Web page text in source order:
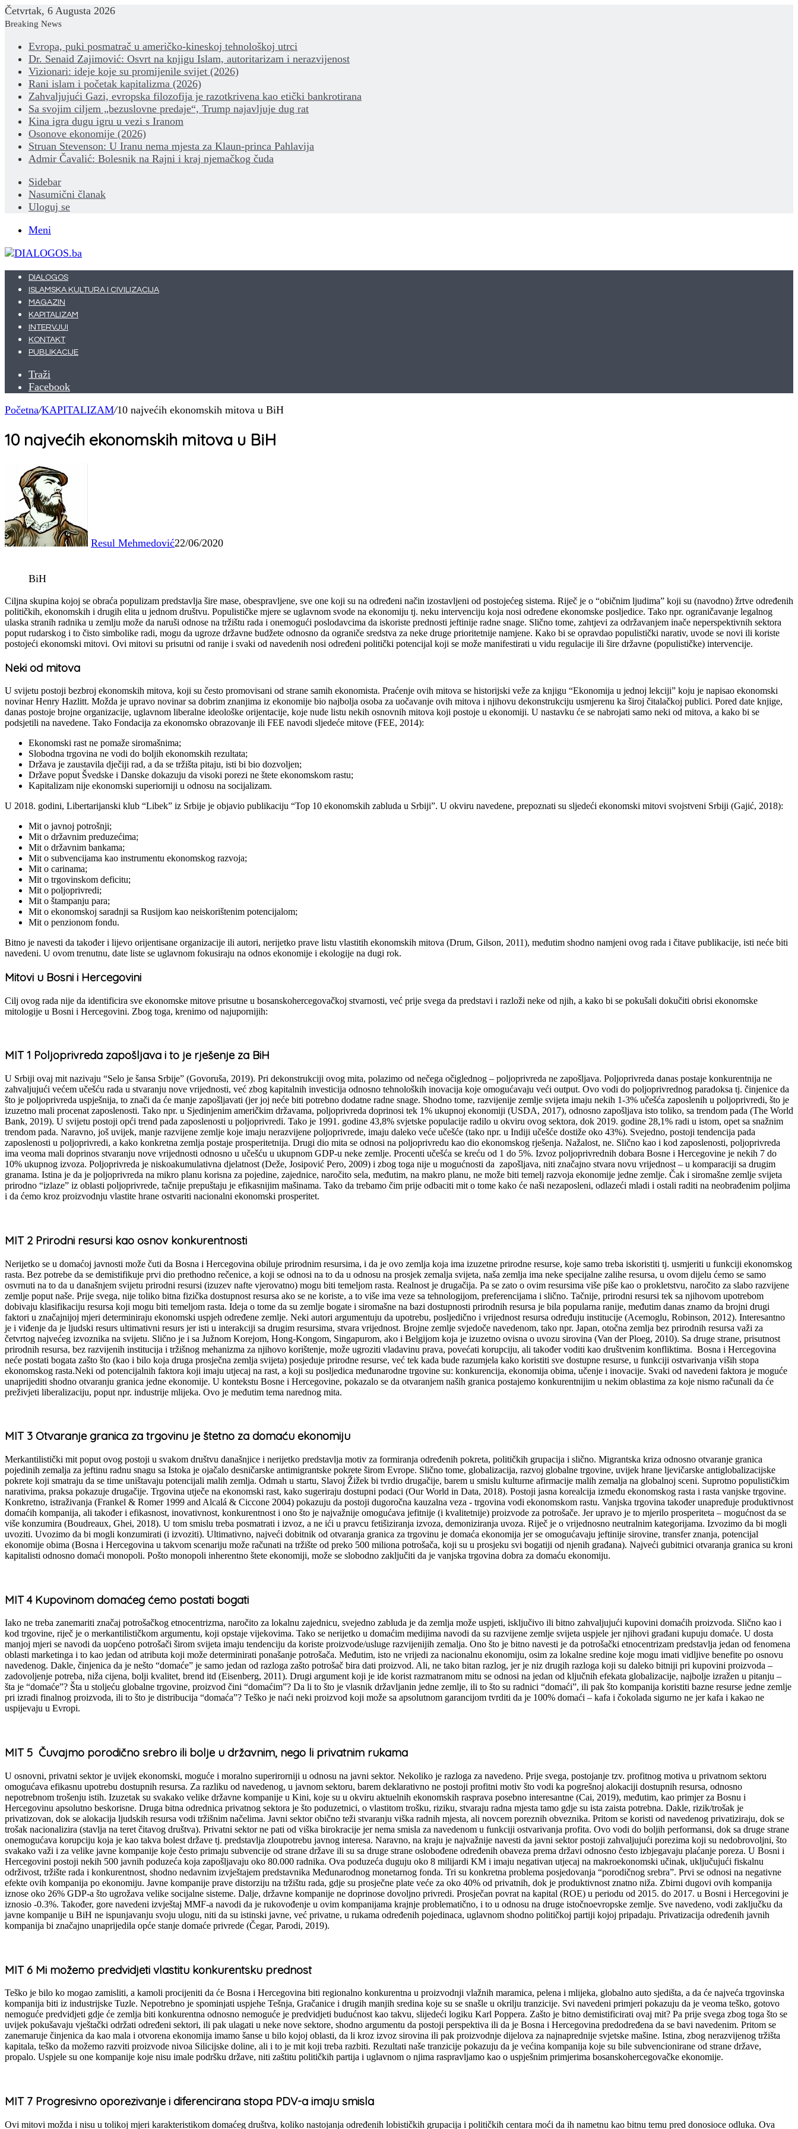
Četvrtak, 6 Augusta 2026
Breaking News
Evropa, puki posmatrač u američko-kineskoj tehnološkoj utrci
Dr. Senaid Zajimović: Osvrt na knjigu Islam, autoritarizam i nerazvijenost
Vizionari: ideje koje su promijenile svijet (2026)
Rani islam i početak kapitalizma (2026)
Zahvaljujući Gazi, evropska filozofija je razotkrivena kao etički bankrotirana
Sa svojim ciljem „bezuslovne predaje“, Trump najavljuje dug rat
Kina igra dugu igru u vezi s Iranom
Osonove ekonomije (2026)
Struan Stevenson: U Iranu nema mjesta za Klaun-princa Pahlavija
Admir Čavalić: Bolesnik na Rajni i kraj njemačkog čuda
Sidebar
Nasumični članak
Uloguj se
Meni
DIALOGOS
ISLAMSKA KULTURA I CIVILIZACIJA
MAGAZIN
KAPITALIZAM
INTERVJUI
KONTAKT
PUBLIKACIJE
Traži
Facebook
Početna/KAPITALIZAM/10 najvećih ekonomskih mitova u BiH
10 najvećih ekonomskih mitova u BiH
Resul Mehmedović22/06/2020
BiH
Ciljna skupina kojoj se obraća populizam predstavlja šire mase, obespravljene, sve one koji su na određeni način izostavljeni od postojećeg sistema. Riječ je o “običnim ljudima” koji su (navodno) žrtve određenih
političkih, ekonomskih i drugih elita u jednom društvu. Populističke mjere se uglavnom svode na ekonomiju tj. neku intervenciju koja nosi određene ekonomske posljedice. Tako npr. ograničavanje legalnog
ulaska stranih radnika u zemlju može da naruši odnose na tržištu rada i onemogući poslodavcima da iskoriste prednosti jeftinije radne snage. Slično tome, zahtjevi za održavanjem inače neperspektivnih sektora
poput rudarskog i to čisto simbolike radi, mogu da ugroze državne budžete odnosno da ograniče sredstva za neke druge prioritetnije namjene. Kako bi se opravdao populistički narativ, uvode se novi ili koriste
postojeći ekonomski mitovi. Ovi mitovi su prisutni od ranije i svaki od navedenih nosi određeni politički potencijal koji se može manifestirati u vidu regulacije ili šire državne (populističke) intervencije.
Neki od mitova
U svijetu postoji bezbroj ekonomskih mitova, koji su često promovisani od strane samih ekonomista. Praćenje ovih mitova se historijski veže za knjigu “Ekonomija u jednoj lekciji” koju je napisao ekonomski
novinar Henry Hazlitt. Možda je upravo novinar sa dobrim znanjima iz ekonomije bio najbolja osoba za uočavanje ovih mitova i njihovu dekonstrukciju usmjerenu ka široj čitalačkoj publici. Pored date knjige,
danas postoje brojne organizacije, uglavnom liberalne ideološke orijentacije, koje nude listu nekih osnovnih mitova koji postoje u ekonomiji. U nastavku će se nabrojati samo neki od mitova, a kako bi se
podsjetili na navedene. Tako Fondacija za ekonomsko obrazovanje ili FEE navodi sljedeće mitove (FEE, 2014):
Ekonomski rast ne pomaže siromašnima;
Slobodna trgovina ne vodi do boljih ekonomskih rezultata;
Država je zaustavila dječiji rad, a da se tržišta pitaju, isti bi bio dozvoljen;
Države poput Švedske i Danske dokazuju da visoki porezi ne štete ekonomskom rastu;
Kapitalizam nije ekonomski superiorniji u odnosu na socijalizam.
U 2018. godini, Libertarijanski klub “Libek” iz Srbije je objavio publikaciju “Top 10 ekonomskih zabluda u Srbiji”. U okviru navedene, prepoznati su sljedeći ekonomski mitovi svojstveni Srbiji (Gajić, 2018):
Mit o javnoj potrošnji;
Mit o državnim preduzećima;
Mit o državnim bankama;
Mit o subvencijama kao instrumentu ekonomskog razvoja;
Mit o carinama;
Mit o trgovinskom deficitu;
Mit o poljoprivredi;
Mit o štampanju para;
Mit o ekonomskoj saradnji sa Rusijom kao neiskorištenim potencijalom;
Mit o penzionom fondu.
Bitno je navesti da također i lijevo orijentisane organizacije ili autori, nerijetko prave listu vlastitih ekonomskih mitova (Drum, Gilson, 2011), međutim shodno namjeni ovog rada i čitave publikacije, isti neće biti
navedeni. U ovom trenutnu, date liste se uglavnom fokusiraju na odnos ekonomije i ekologije na dugi rok.
Mitovi u Bosni i Hercegovini
Cilj ovog rada nije da identificira sve ekonomske mitove prisutne u bosanskohercegovačkoj stvarnosti, već prije svega da predstavi i razloži neke od njih, a kako bi se pokušali dokučiti obrisi ekonomske
mitologije u Bosni i Hercegovini. Zbog toga, krenimo od najupornijih:
MIT 1 Poljoprivreda zapošljava i to je rješenje za BiH
U Srbiji ovaj mit nazivaju “Selo je šansa Srbije” (Govoruša, 2019). Pri dekonstrukciji ovog mita, polazimo od nečega očiglednog – poljoprivreda ne zapošljava. Poljoprivreda danas postaje konkurentnija ne
zahvaljujući većem učešću rada u stvaranju nove vrijednosti, već zbog kapitalnih investicija odnosno tehnoloških inovacija koje omogućavaju veći output. Ovo vodi do poljoprivrednog paradoksa tj. činjenice da
što je poljoprivreda uspješnija, to znači da će manje zapošljavati (jer joj neće biti potrebno dodatne radne snage. Shodno tome, razvijenije zemlje svijeta imaju nekih 1-3% učešća zaposlenih u poljoprivredi, što je
izuzetno mali procenat zaposlenosti. Tako npr. u Sjedinjenim američkim državama, poljoprivreda doprinosi tek 1% ukupnoj ekonomiji (USDA, 2017), odnosno zapošljava isto toliko, sa trendom pada (The World
Bank, 2019). U svijetu postoji opći trend pada zaposlenosti u poljoprivredi. Tako je 1991. godine 43,8% svjetske populacije radilo u okviru ovog sektora, dok 2019. godine 28,1% radi u istom, opet sa snažnim
trendom pada. Naravno, još uvijek, manje razvijene zemlje koje imaju nerazvijene poljoprivrede, imaju daleko veće učešće (tako npr. u Indiji učešće dostiže oko 43%). Svejedno, postoji tendencija pada
zaposlenosti u poljoprivredi, a kako konkretna zemlja postaje prosperitetnija. Drugi dio mita se odnosi na poljoprivredu kao dio ekonomskog rješenja. Nažalost, ne. Slično kao i kod zaposlenosti, poljoprivreda
ima veoma mali doprinos stvaranju nove vrijednosti odnosno u učešću u ukupnom GDP-u neke zemlje. Procenti učešća se kreću od 1 do 5%. Izvoz poljoprivrednih dobara Bosne i Hercegovine je nekih 7 do
10% ukupnog izvoza. Poljoprivreda je niskoakumulativna djelatnost (Deže, Josipović Pero, 2009) i zbog toga nije u mogućnosti da zapošljava, niti značajno stvara novu vrijednost – u komparaciji sa drugim
granama. Istina je da je poljoprivreda na mikro planu korisna za pojedine, zajednice, naročito sela, međutim, na makro planu, ne može biti temelj razvoja ekonomije jedne zemlje. Čak i siromašne zemlje svijeta
prirodno “izlaze” iz oblasti poljoprivrede, tačnije prepuštaju je efikasnijim mašinama. Tako da trebamo čim prije odbaciti mit o tome kako će naši nezaposleni, odlazeći mladi i ostali raditi na neobrađenim poljima
i da ćemo kroz proizvodnju vlastite hrane ostvariti nacionalni ekonomski prosperitet.
MIT 2 Prirodni resursi kao osnov konkurentnosti
Nerijetko se u domaćoj javnosti može čuti da Bosna i Hercegovina obiluje prirodnim resursima, i da je ovo zemlja koja ima izuzetne prirodne resurse, koje samo treba iskoristiti tj. usmjeriti u funkciji ekonomskog
rasta. Bez potrebe da se demistifikuje prvi dio prethodno rečenice, a koji se odnosi na to da u odnosu na prosjek zemalja svijeta, naša zemlja ima neke specijalne zalihe resursa, u ovom dijelu ćemo se samo
osvrnuti na to da u današnjem svijetu prirodni resursi (izuzev nafte vjerovatno) mogu biti temeljom rasta. Realnost je drugačija. Pa se zato o ovim resursima više piše kao o prokletstvu, naročito za slabo razvijene
zemlje poput naše. Prije svega, nije toliko bitna fizička dostupnost resursa ako se ne koriste, a to više ima veze sa tehnologijom, preferencijama i slično. Tačnije, prirodni resursi tek sa njihovom upotrebom
dobivaju klasifikaciju resursa koji mogu biti temeljom rasta. Ideja o tome da su zemlje bogate i siromašne na bazi dostupnosti prirodnih resursa je bila popularna ranije, međutim danas znamo da brojni drugi
faktori u značajnijoj mjeri determiniraju ekonomski uspjeh određene zemlje. Neki autori argumentuju da upotrebu, posljedično i vrijednost resursa određuju institucije (Acemoglu, Robinson, 2012). Interesantno
je i viđenje da je ljudski resurs ultimativni resurs jer isti u interakciji sa drugim resursima, stvara vrijednost. Brojne zemlje svjedoče navedenom, tako npr. Japan, otočna zemlja bez prirodnih resursa važi za
četvrtog najvećeg izvoznika na svijetu. Slično je i sa Južnom Korejom, Hong-Kongom, Singapurom, ako i Belgijom koja je izuzetno ovisna o uvozu sirovina (Van der Ploeg, 2010). Sa druge strane, prisutnost
prirodnih resursa, bez razvijenih institucija i tržišnog mehanizma za njihovo korištenje, može ugroziti vladavinu prava, povećati korupciju, ali također voditi kao društvenim konfliktima. Bosna i Hercegovina
neće postati bogata zašto što (kao i bilo koja druga prosječna zemlja svijeta) posjeduje prirodne resurse, već tek kada bude razumjela kako koristiti sve dostupne resurse, u funkciji ostvarivanja viših stopa
ekonomskog rasta.Neki od potencijalnih faktora koji imaju utjecaj na rast, a koji su posljedica međunarodne trgovine su: konkurencija, ekonomija obima, učenje i inovacije. Svaki od navedeni faktora je moguće
unaprijediti shodno otvaranju granica jedne ekonomije. U kontekstu Bosne i Hercegovine, pokazalo se da otvaranjem naših granica postajemo konkurentnijim u nekim oblastima za koje nismo računali da će
preživjeti liberalizaciju, poput npr. industrije mlijeka. Ovo je međutim tema narednog mita.
MIT 3 Otvaranje granica za trgovinu je štetno za domaću ekonomiju
Merkantilistički mit poput ovog postoji u svakom društvu današnjice i nerijetko predstavlja motiv za formiranja određenih pokreta, političkih grupacija i slično. Migrantska kriza odnosno otvaranje granica
pojedinih zemalja za jeftinu radnu snagu sa Istoka je ojačalo desničarske antimigrantske pokrete širom Evrope. Slično tome, globalizacija, razvoj globalne trgovine, uvijek hrane ljevičarske antiglobalizacijske
pokrete koji smatraju da se time uništavaju potencijali malih zemlja. Odmah u startu, Slavoj Žižek bi tvrdio drugačije, barem u smislu kulturne afirmacije malih zemalja na globalnoj sceni. Suprotno populističkim
narativima, praksa pokazuje drugačije. Trgovina utječe na ekonomski rast, kako sugeriraju dostupni podaci (Our World in Data, 2018). Postoji jasna korealcija između ekonomskog rasta i rasta vanjske trgovine.
Konkretno, istraživanja (Frankel & Romer 1999 and Alcalá & Ciccone 2004) pokazuju da postoji dugoročna kauzalna veza - trgovina vodi ekonomskom rastu. Vanjska trgovina također unapređuje produktivnost
domaćih kompanija, ali također i efikasnost, inovativnost, konkurentnost i ono što je najvažnije omogućava jefitnije (i kvalitetnije) proizvode za potrošače. Jer upravo je to mjerilo prosperiteta – mogućnost da se
više konzumira (Boudreaux, Ghei, 2018). U tom smislu treba posmatrati i izvoz, a ne ići u pravcu fetišiziranja izvoza, demoniziranja uvoza. Riječ je o vrijednosno neutralnim kategorijama. Izvozimo da bi mogli
uvoziti. Uvozimo da bi mogli konzumirati (i izvoziti). Ultimativno, najveći dobitnik od otvaranja granica za trgovinu je domaća ekonomija jer se omogućavaju jeftinije sirovine, transfer znanja, potencijal
ekonomije obima (Bosna i Hercegovina u takvom scenariju može računati na tržište od preko 500 miliona potrošača, koji su u prosjeku svi bogatiji od njenih građana). Najveći gubitnici otvaranja granica su kroni
kapitalisti odnosno domaći monopoli. Pošto monopoli inherentno štete ekonomiji, može se slobodno zaključiti da je vanjska trgovina dobra za domaću ekonomiju.
MIT 4 Kupovinom domaćeg ćemo postati bogati
Iako ne treba zanemariti značaj potrošačkog etnocentrizma, naročito za lokalnu zajednicu, svejedno zabluda je da zemlja može uspjeti, isključivo ili bitno zahvaljujući kupovini domaćih proizvoda. Slično kao i
kod trgovine, riječ je o merkantilističkom argumentu, koji opstaje vijekovima. Tako se nerijetko u domaćim medijima navodi da su razvijene zemlje svijeta uspjele jer njihovi građani kupuju domaće. U dosta
manjoj mjeri se navodi da uopćeno potrošači širom svijeta imaju tendenciju da koriste proizvode/usluge razvijenijih zemalja. Ono što je bitno navesti je da potrošački etnocentrizam predstavlja jedan od fenomena
oblasti marketinga i to kao jedan od atributa koji može determinirati ponašanje potrošača. Međutim, isto ne vrijedi za nacionalnu ekonomiju, osim za lokalne sredine koje mogu imati vidljive benefite po osnovu
navedenog. Dakle, činjenica da je nešto “domaće” je samo jedan od razloga zašto potrošač bira dati proizvod. Ali, ne tako bitan razlog, jer je niz drugih razloga koji su daleko bitniji pri kupovini proizvoda –
zadovoljenje potreba, niža cijena, bolji kvalitet, brend itd (Eisenberg, 2011). Drugi argument koji je ide korist razmatranom mitu se odnosi na jedan od ključnih efekata globalizacije, najbolje izražen u pitanju –
šta je “domaće”? Šta u stoljeću globalne trgovine, proizvod čini “domaćim”? Da li to što je vlasnik državljanin jedne zemlje, ili to što su radnici “domaći”, ili pak što kompanija koristiti bazne resurse jedne zemlje
pri izradi finalnog proizvoda, ili to što je distribucija “domaća”? Teško je naći neki proizvod koji može sa apsolutnom garancijom tvrditi da je 100% domaći – kafa i čokolada sigurno ne jer kafa i kakao ne
uspijevaju u Evropi.
MIT 5 Čuvajmo porodično srebro ili bolje u državnim, nego li privatnim rukama
U osnovni, privatni sektor je uvijek ekonomski, moguće i moralno superirorniji u odnosu na javni sektor. Nekoliko je razloga za navedeno. Prije svega, postojanje tzv. profitnog motiva u privatnom sektoru
omogućava efikasnu upotrebu dostupnih resursa. Za razliku od navedenog, u javnom sektoru, barem deklarativno ne postoji profitni motiv što vodi ka pogrešnoj alokaciji dostupnih resursa, odnosno
nepotrebnom trošenju istih. Izuzetak su svakako velike državne kompanije u Kini, koje su u okviru aktuelnih ekonomskih rasprava posebno interesantne (Cai, 2019), međutim, kao primjer za Bosnu i
Hercegovinu apsolutno beskorisne. Druga bitna odrednica privatnog sektora je što poduzetnici, o vlastitom trošku, riziku, stvaraju radna mjesta tamo gdje su ista zaista potrebna. Dakle, rizik/trošak je
privatizovan, dok se alokacija ljudskih resursa vodi tržišnim načelima. Javni sektor obično teži stvaranju viška radnih mjesta, ali novcem poreznih obveznika. Pritom se koristi od navedenog privatiziraju, dok se
trošak nacionalizira (stavlja na teret čitavog društva). Privatni sektor ne pati od viška birokracije jer nema smisla za navedenom u funkciji ostvarivanja profita. Ovo vodi do boljih performansi, dok sa druge strane
onemogućava korupciju koja je kao takva bolest države tj. predstavlja zloupotrebu javnog interesa. Naravno, na kraju je najvažnije navesti da javni sektor postoji zahvaljujući porezima koji su nedobrovoljni, što
svakako važi i za velike javne kompanije koje često primaju subvencije od strane države ili su sa druge strane oslobođene određenih obaveza prema državi odnosno često izbjegavaju plaćanje poreza. U Bosni i
Hercegovini postoji nekih 500 javnih poduzeća koja zapošljavaju oko 80.000 radnika. Ova poduzeća duguju oko 8 milijardi KM i imaju negativan utjecaj na makroekonomski učinak, uključujući fiskalnu
održivost, tržište rada i konkurentnost, shodno nedavnim izvještajem predstavnika Međunarodnog monetarnog fonda. Tri su konkretna problema posjedovanja “porodičnog srebra”. Prvi se odnosi na negativne
efekte ovih kompanija po ekonomiju. Javne kompanije prave distorziju na tržištu rada, gdje su prosječne plate veće za oko 40% od privatnih, dok je produktivnost znatno niža. Zbirni dugovi ovih kompanija
iznose oko 26% GDP-a što ugrožava velike socijalne sisteme. Dalje, državne kompanije ne doprinose dovoljno privredi. Prosječan povrat na kapital (ROE) u periodu od 2015. do 2017. u Bosni i Hercegovini je
iznosio -0.3%. Također, gore navedeni izvještaj MMF-a navodi da je rukovođenje u ovim kompanijama krajnje problematično, i to u odnosu na druge istočnoevropske zemlje. Sve navedeno, vodi zaključku da
javne kompanije u BiH ne ispunjavanju svoju ulogu, niti da su istinski javne, već privatne, u rukama određenih pojedinaca, uglavnom shodno političkoj partiji kojoj pripadaju. Privatizacija određenih javnih
kompanija bi značajno unaprijedila opće stanje domaće privrede (Čegar, Parodi, 2019).
MIT 6 Mi možemo predvidjeti vlastitu konkurentsku prednost
Teško je bilo ko mogao zamisliti, a kamoli procijeniti da će Bosna i Hercegovina biti regionalno konkurentna u proizvodnji vlažnih maramica, pelena i mlijeka, globalno auto sjedišta, a da će najveća trgovinska
kompanija biti iz industrijske Tuzle. Nepotrebno je spominjati uspjehe Tešnja, Gračanice i drugih manjih sredina koje su se snašle u okrilju tranzicije. Svi navedeni primjeri pokazuju da je veoma teško, gotovo
nemoguće predvidjeti gdje će zemlja biti konkurentna odnosno nemoguće je predvidjeti budućnost kao takvu, slijedeći logiku Karl Poppera. Zašto je bitno demistificirati ovaj mit? Pa prije svega zbog toga što se
uvijek pokušavaju vještački održati određeni sektori, ili pak ulagati u neke nove sektore, shodno argumentu da postoji perspektiva ili da je Bosna i Hercegovina predodređena da se bavi navedenim. Pritom se
zanemaruje činjenica da kao mala i otvorena ekonomija imamo šanse u bilo kojoj oblasti, da li kroz izvoz sirovina ili pak proizvodnje dijelova za najnaprednije svjetske mašine. Istina, zbog nerazvijenog tržišta
kapitala, teško da možemo razviti proizvode nivoa Silicijske doline, ali i to je mit koji treba razbiti. Rezultati naše tranzicije pokazuju da je većina kompanija koje su bile subvencionirane od strane države,
propalo. Uspjele su one kompanije koje nisu imale podršku države, niti zaštitu političkih partija i uglavnom o njima raspravljamo kao o uspješnim primjerima bosanskohercegovačke ekonomije.
MIT 7 Progresivno oporezivanje i diferencirana stopa PDV-a imaju smisla
Ovi mitovi možda i nisu u tolikoj mjeri karakteristikom domaćeg društva, koliko nastojanja određenih lobističkih grupacija i političkih centara moći da ih nametnu kao bitnu temu pred donosioce odluka. Ova